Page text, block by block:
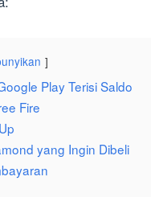
Play Terisi Saldo
Fire
yang Ingin Dibeli